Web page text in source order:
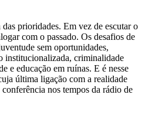
prioridades. Em vez de escutar o
com o passado. Os desafios de
sem oportunidades,
institucionalizada, criminalidade
e educação em ruínas. E é nesse
última ligação com a realidade
nos tempos da rádio de